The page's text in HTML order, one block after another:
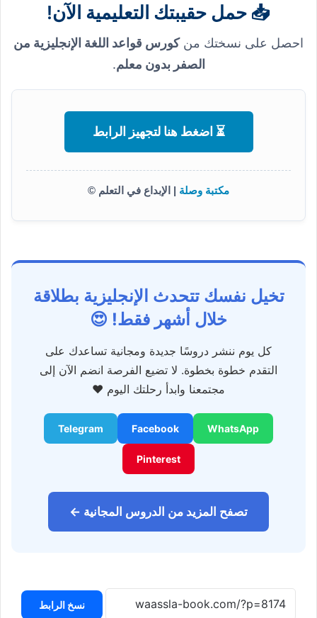
📥 حمل حقيبتك التعليمية الآن!
احصل على نسختك منكورس قواعد اللغة الإنجليزية من
الصفر بدون معلم.
⏳ اضغط هنا لتجهيز الرابط
مكتبة وصلة | الإبداع في التعلم ©
تخيل نفسك تتحدث الإنجليزية بطلاقة
خلال أشهر فقط! 😍
كل يوم ننشر دروسًا جديدة ومجانية تساعدك على
التقدم خطوة بخطوة. لا تضيع الفرصة انضم الآن إلى
مجتمعنا وابدأ رحلتك اليوم ❤️
WhatsApp
Facebook
Telegram
Pinterest
تصفح المزيد من الدروس المجانية ←
نسخ الرابط